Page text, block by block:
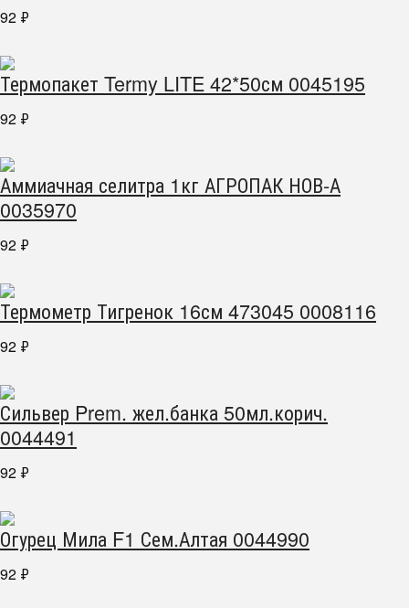
92 ₽
Термопакет Termy LITE 42*50см 0045195
92 ₽
Аммиачная селитра 1кг АГРОПАК НОВ-А
0035970
92 ₽
Термометр Тигренок 16см 473045 0008116
92 ₽
Сильвер Prem. жел.банка 50мл.корич.
0044491
92 ₽
Огурец Мила F1 Сем.Алтая 0044990
92 ₽